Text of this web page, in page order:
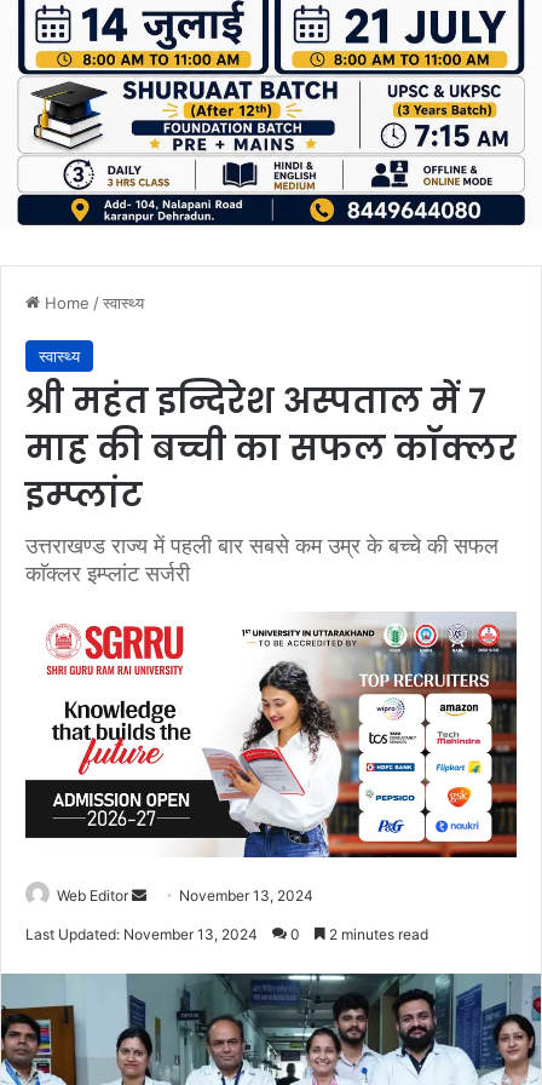
Home /स्वास्थ्य
स्वास्थ्य
श्री महंत इन्दिरेश अस्पताल में 7
माह की बच्ची का सफल काॅक्लर
इम्प्लांट
उत्तराखण्ड राज्य में पहली बार सबसे कम उम्र के बच्चे की सफल
काॅक्लर इम्प्लांट सर्जरी
Web Editor
n
e
November 13, 2024
Last Updated: November 13, 2024 0 2 minutes read